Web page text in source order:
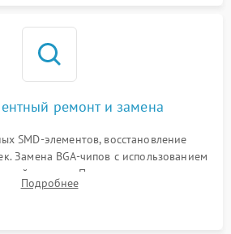
ремонт и замена
SMD-элементов, восстановление
Замена BGA-чипов с использованием
станции. Прошивка микросхемы
поврежденных портов USB
Подробнее